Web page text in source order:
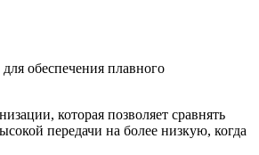
обеспечения плавного
которая позволяет сравнять
передачи на более низкую, когда